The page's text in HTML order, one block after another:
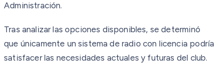
Administración.
Tras analizar las opciones disponibles, se determinó
que únicamente un sistema de radio con licencia podría
satisfacer las necesidades actuales y futuras del club.